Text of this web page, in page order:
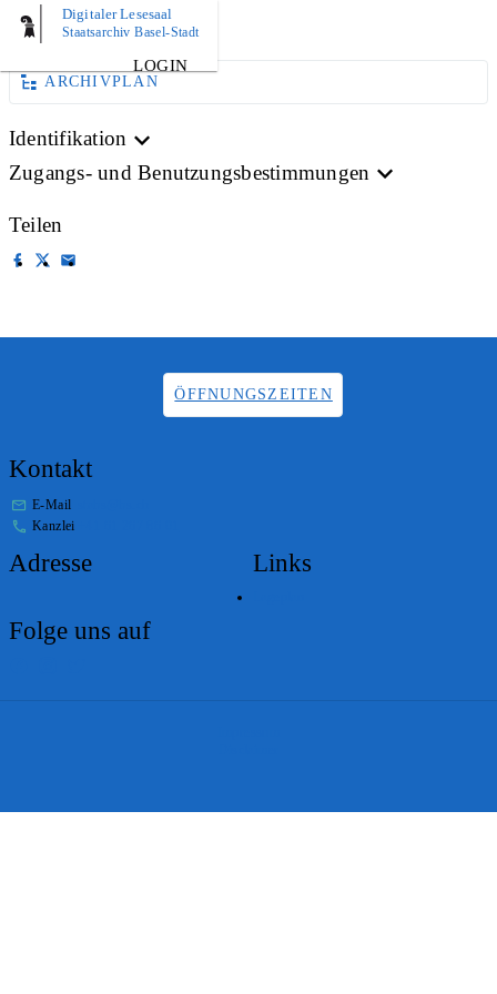
Digitaler Lesesaal
Staatsarchiv Basel-Stadt
LOGIN
AKTE
ARCHIVPLAN
Identifikation
Zugangs- und Benutzungsbestimmungen
Teilen
ÖFFNUNGSZEITEN
Kontakt
E-Mail
Kanzlei
Adresse Links
Folge uns auf